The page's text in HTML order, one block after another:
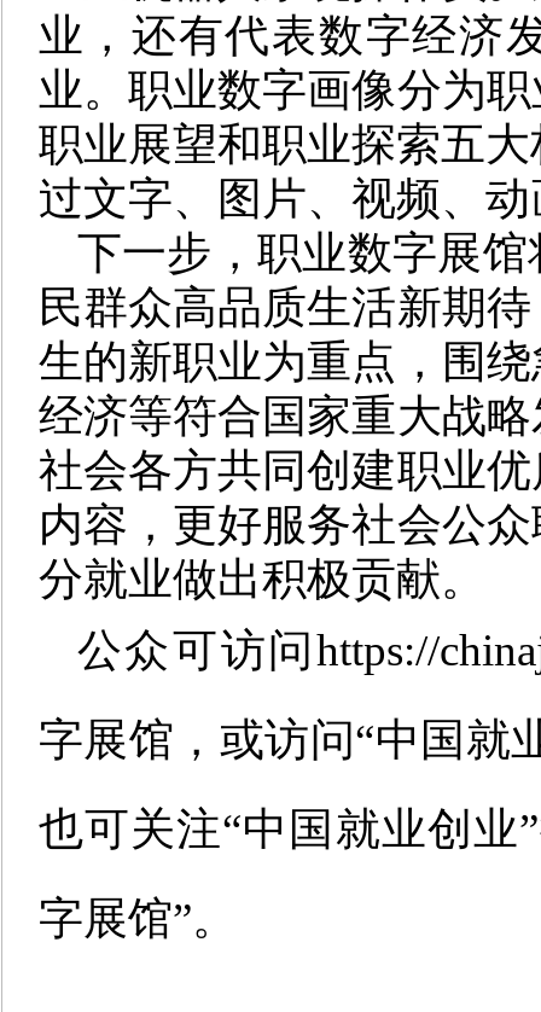
业，还有代表数字经济
业。 职业数字画像分为
职业展望和职业探索五大
过文字、图片、视频、
下一步，职业数字展
民群众高品质生活新期
生的新职业为重点，围
经济等符合国家重大战
社会各方共同创建职业
内容，更好服务社会公
分就业做出积极贡献。
公众可访问 https://
字展馆，或访问“中国就
也可关注“中国就业创业
字展馆”。